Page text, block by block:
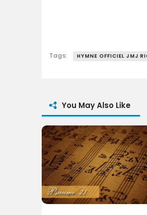
Tags: HYMNE OFFICIEL JMJ
You May Also Like